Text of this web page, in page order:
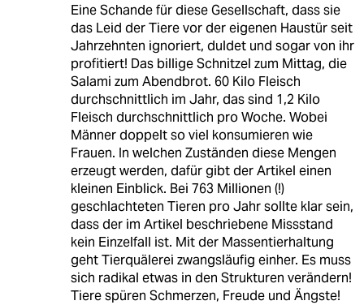
Eine Schande für diese Gesellschaft, dass sie
das Leid der Tiere vor der eigenen Haustür seit
Jahrzehnten ignoriert, duldet und sogar von ihr
profitiert! Das billige Schnitzel zum Mittag, die
Salami zum Abendbrot. 60 Kilo Fleisch
durchschnittlich im Jahr, das sind 1,2 Kilo
Fleisch durchschnittlich pro Woche. Wobei
Männer doppelt so viel konsumieren wie
Frauen. In welchen Zuständen diese Mengen
erzeugt werden, dafür gibt der Artikel einen
kleinen Einblick. Bei 763 Millionen (!)
geschlachteten Tieren pro Jahr sollte klar sein,
dass der im Artikel beschriebene Missstand
kein Einzelfall ist. Mit der Massentierhaltung
geht Tierquälerei zwangsläufig einher. Es muss
sich radikal etwas in den Strukturen verändern!
Tiere spüren Schmerzen, Freude und Ängste!